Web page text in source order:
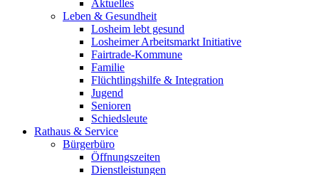
Aktuelles
Leben & Gesundheit
Losheim lebt gesund
Losheimer Arbeitsmarkt Initiative
Fairtrade-Kommune
Familie
Flüchtlingshilfe & Integration
Jugend
Senioren
Schiedsleute
Rathaus & Service
Bürgerbüro
Öffnungszeiten
Dienstleistungen